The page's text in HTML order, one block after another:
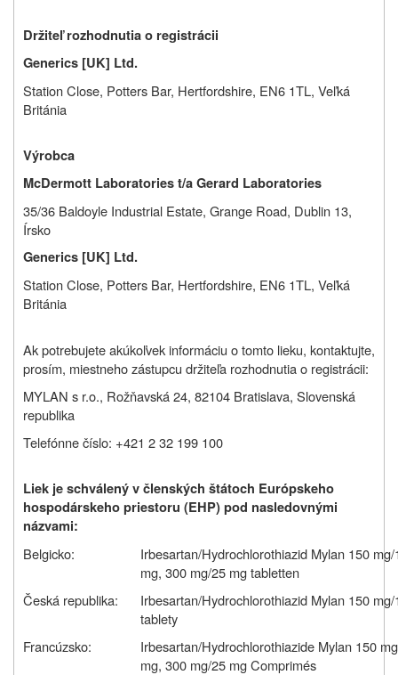
Držiteľ rozhodnutia o registrácii
Generics [UK] Ltd.
Station Close, Potters Bar, Hertfordshire, EN6 1TL, Veľká
Británia
Výrobca
McDermott Laboratories t/a Gerard Laboratories
35/36 Baldoyle Industrial Estate, Grange Road, Dublin 13,
Írsko
Generics [UK] Ltd.
Station Close, Potters Bar, Hertfordshire, EN6 1TL, Veľká
Británia
Ak potrebujete akúkoľvek informáciu o tomto lieku, kontaktujte,
prosím, miestneho zástupcu držiteľa rozhodnutia o registrácii:
MYLAN s r.o., Rožňavská 24, 82104 Bratislava, Slovenská
republika
Telefónne číslo: +421 2 32 199 100
Liek je schválený v členských štátoch Európskeho
hospodárskeho priestoru (EHP) pod nasledovnými
názvami:
Belgicko:
Irbesartan/Hydrochlorothiazid Mylan 150
mg, 300 mg/25 mg tabletten
Česká republika:
Irbesartan/Hydrochlorothiazid Mylan 150
tablety
Francúzsko:
Irbesartan/Hydrochlorothiazide Mylan 150
mg, 300 mg/25 mg Comprimés